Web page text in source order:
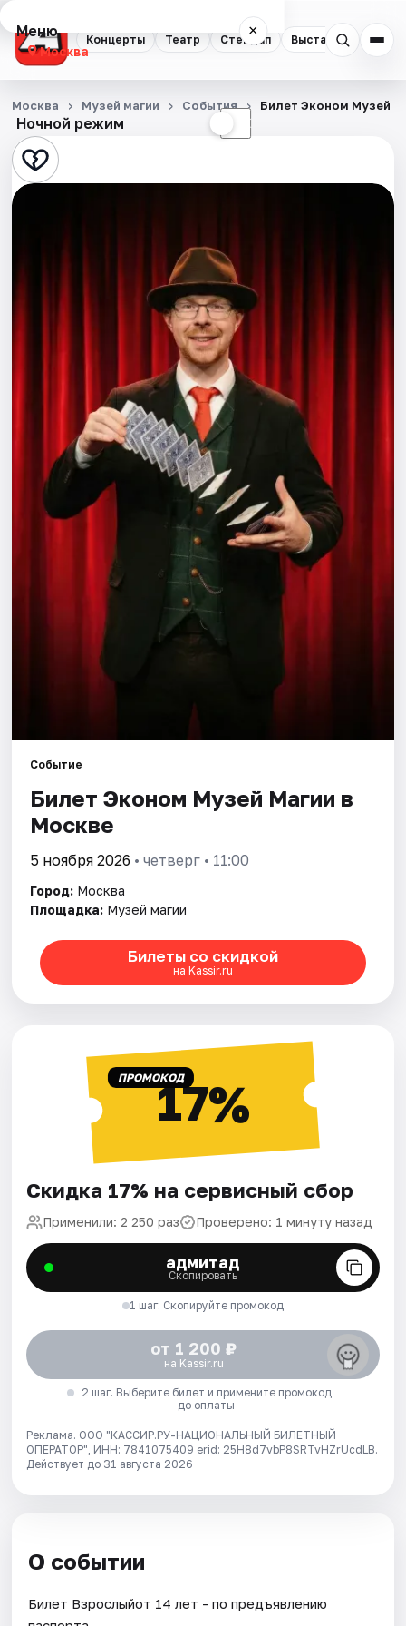
Концерты Театр Стендап Выставки
Меню ×
Москва
Концерты
Театр
Стендап
Города
Ночной режим ☾
Москва Музей магии События Билет Эконом Музей
Событие
Билет Эконом Музей Магии в
Москве
5 ноября 2026 • четверг • 11:00
Город: Москва
Площадка: Музей магии
Билеты со скидкой
на Kassir.ru
ПРОМОКОД17%
Скидка 17% на сервисный сбор
Применили: 2 250 раз Проверено: 1 минуту назад
адмитад
Скопировать
1 шаг. Скопируйте промокод
от 1 200 ₽
на Kassir.ru
2 шаг. Выберите билет и примените промокод
до оплаты
Реклама. ООО "КАССИР.РУ-НАЦИОНАЛЬНЫЙ БИЛЕТНЫЙ
ОПЕРАТОР", ИНН: 7841075409 erid: 25H8d7vbP8SRTvHZrUcdLB.
Действует до 31 августа 2026
О событии
Билет Взрослыйот 14 лет - по предъявлению